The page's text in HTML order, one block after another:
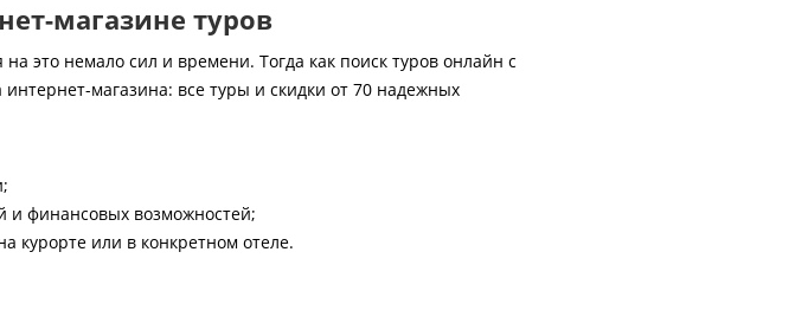
магазине туров
это немало сил и времени. Тогда как поиск туров онлайн с
магазина: все туры и скидки от 70 надежных
и финансовых возможностей;
курорте или в конкретном отеле.